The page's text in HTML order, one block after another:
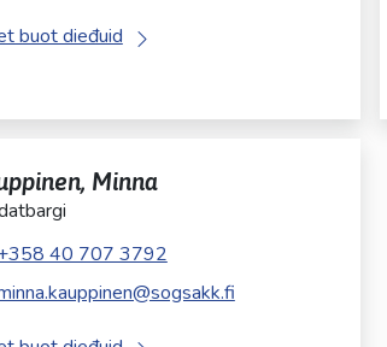
buot dieđuid
Minna
40 707 3792